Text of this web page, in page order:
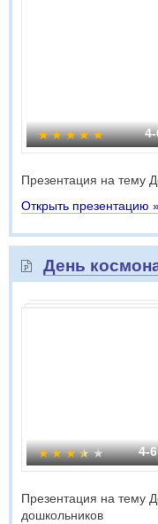
Презентация на тему
Открыть презентацию
День
4-
Презентация на тему
дошкольников